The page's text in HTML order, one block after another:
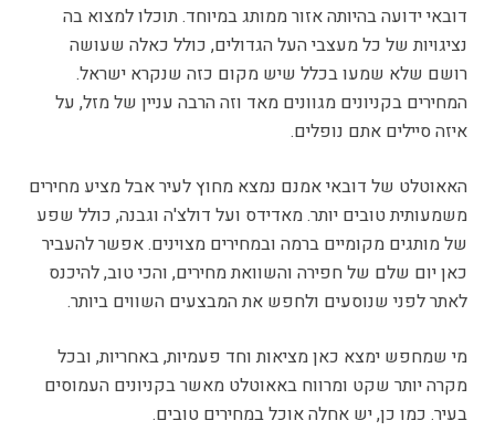
דובאי ידועה בהיותה אזור ממותג במיוחד. תוכלו למצוא בה
נציגויות של כל מעצבי העל הגדולים, כולל כאלה שעושה
רושם שלא שמעו בכלל שיש מקום כזה שנקרא ישראל.
המחירים בקניונים מגוונים מאד וזה הרבה עניין של מזל, על
איזה סיילים אתם נופלים.
האאוטלט של דובאי אמנם נמצא מחוץ לעיר אבל מציע מחירים
משמעותית טובים יותר. מאדידס ועל דולצ'ה וגבנה, כולל שפע
של מותגים מקומיים ברמה ובמחירים מצוינים. אפשר להעביר
כאן יום שלם של חפירה והשוואת מחירים, והכי טוב, להיכנס
לאתר לפני שנוסעים ולחפש את המבצעים השווים ביותר.
מי שמחפש ימצא כאן מציאות וחד פעמיות, באחריות, ובכל
מקרה יותר שקט ומרווח באאוטלט מאשר בקניונים העמוסים
בעיר. כמו כן, יש אחלה אוכל במחירים טובים.